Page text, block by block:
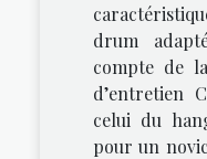
drum
compte de
d’entretien
celui du
pour un